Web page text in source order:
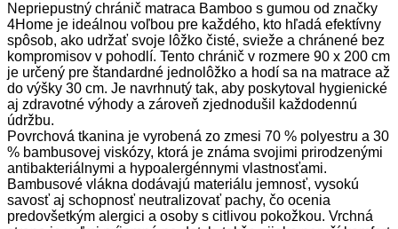
Nepriepustný chránič matraca Bamboo s gumou od značky
4Home je ideálnou voľbou pre každého, kto hľadá efektívny
spôsob, ako udržať svoje lôžko čisté, svieže a chránené bez
kompromisov v pohodlí. Tento chránič v rozmere 90 x 200 cm
je určený pre štandardné jednolôžko a hodí sa na matrace až
do výšky 30 cm. Je navrhnutý tak, aby poskytoval hygienické
aj zdravotné výhody a zároveň zjednodušil každodennú
údržbu.
Povrchová tkanina je vyrobená zo zmesi 70 % polyestru a 30
% bambusovej viskózy, ktorá je známa svojimi prirodzenými
antibakteriálnymi a hypoalergénnymi vlastnosťami.
Bambusové vlákna dodávajú materiálu jemnosť, vysokú
savosť aj schopnosť neutralizovať pachy, čo ocenia
predovšetkým alergici a osoby s citlivou pokožkou. Vrchná